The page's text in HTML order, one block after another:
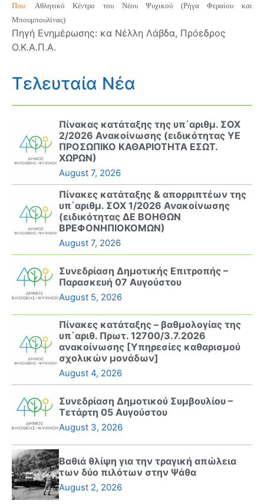
Που: Αθλητικό Κέντρο του Νέου Ψυχικού (Ρήγα Φεραίου και
Μπουμπουλίνας)
Πηγή Ενημέρωσης: κα Νέλλη Λάβδα, Πρόεδρος
Ο.Κ.Α.Π.Α.
Τελευταία Νέα
Πίνακας κατάταξης της υπ΄αριθμ. ΣΟΧ
2/2026 Ανακοίνωσης (ειδικότητας ΥΕ
ΠΡΟΣΩΠΙΚΟ ΚΑΘΑΡΙΟΤΗΤΑ ΕΣΩΤ.
ΧΩΡΩΝ)
August 7, 2026
Πίνακες κατάταξης & απορριπτέων της
υπ΄αριθμ. ΣΟΧ 1/2026 Ανακοίνωσης
(ειδικότητας ΔΕ ΒΟΗΘΩΝ
ΒΡΕΦΟΝΗΠΙΟΚΟΜΩΝ)
August 7, 2026
Συνεδρίαση Δημοτικής Επιτροπής –
Παρασκευή 07 Αυγούστου
August 5, 2026
Πίνακες κατάταξης – βαθμολογίας της
υπ΄αριθ. Πρωτ. 12700/3.7.2026
ανακοίνωσης [Υπηρεσίες καθαρισμού
σχολικών μονάδων]
August 4, 2026
Συνεδρίαση Δημοτικού Συμβουλίου –
Τετάρτη 05 Αυγούστου
August 3, 2026
Βαθιά θλίψη για την τραγική απώλεια
των δύο πιλότων στην Ψάθα
August 2, 2026